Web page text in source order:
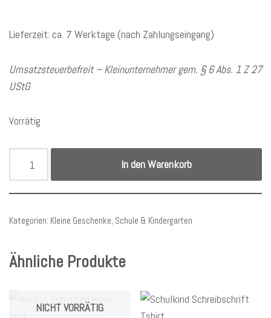
Lieferzeit: ca. 7 Werktage (nach Zahlungseingang)
Umsatzsteuerbefreit – Kleinunternehmer gem. § 6 Abs. 1 Z 27
UStG
Vorrätig
In den Warenkorb
Kategorien: Kleine Geschenke, Schule & Kindergarten
Ähnliche Produkte
NICHT VORRÄTIG